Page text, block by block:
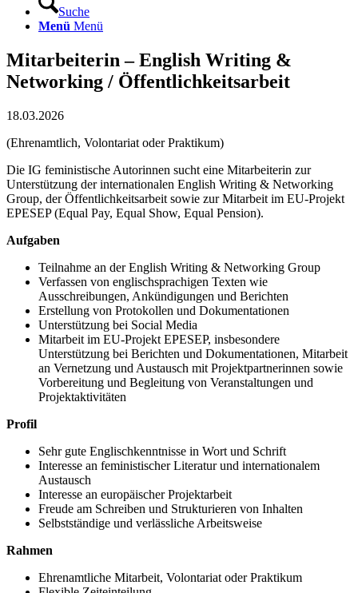
Suche
Menü Menü
Mitarbeiterin – English Writing &
Networking / Öffentlichkeitsarbeit
18.03.2026
(Ehrenamtlich, Volontariat oder Praktikum)
Die IG feministische Autorinnen sucht eine Mitarbeiterin zur
Unterstützung der internationalen English Writing & Networking
Group, der Öffentlichkeitsarbeit sowie zur Mitarbeit im EU-Projekt
EPESEP (Equal Pay, Equal Show, Equal Pension).
Aufgaben
Teilnahme an der English Writing & Networking Group
Verfassen von englischsprachigen Texten wie
Ausschreibungen, Ankündigungen und Berichten
Erstellung von Protokollen und Dokumentationen
Unterstützung bei Social Media
Mitarbeit im EU-Projekt EPESEP, insbesondere
Unterstützung bei Berichten und Dokumentationen, Mitarbeit
an Vernetzung und Austausch mit Projektpartnerinnen sowie
Vorbereitung und Begleitung von Veranstaltungen und
Projektaktivitäten
Profil
Sehr gute Englischkenntnisse in Wort und Schrift
Interesse an feministischer Literatur und internationalem
Austausch
Interesse an europäischer Projektarbeit
Freude am Schreiben und Strukturieren von Inhalten
Selbstständige und verlässliche Arbeitsweise
Rahmen
Ehrenamtliche Mitarbeit, Volontariat oder Praktikum